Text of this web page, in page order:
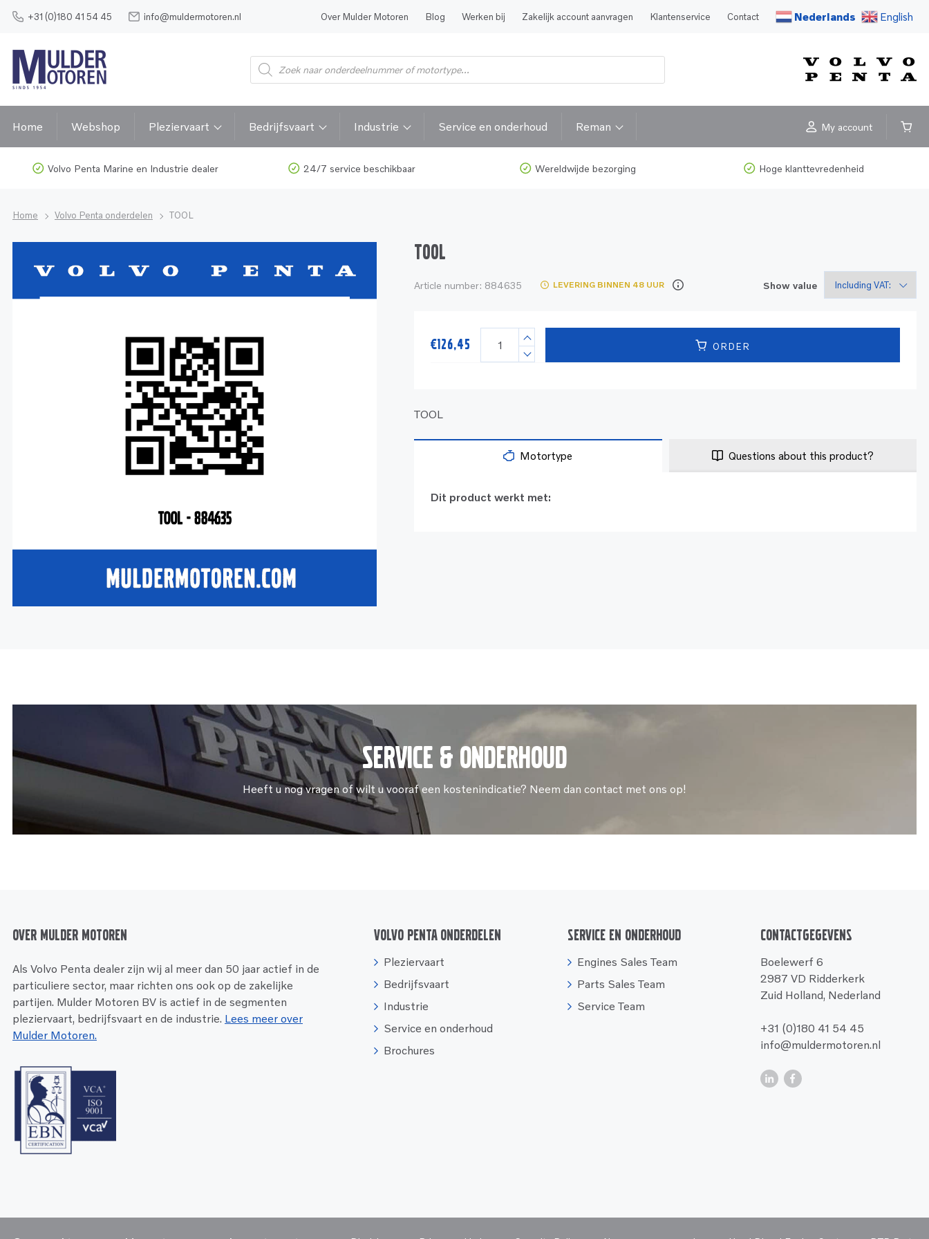
+31 (0)180 41 54 45 info@muldermotoren.nl Over Mulder Motoren Blog Werken bij Zakelijk account aanvragen Klantenservice Contact Nederlands English
Home Webshop Pleziervaart Bedrijfsvaart Industrie Service en onderhoud Reman My account
Volvo Penta Marine en Industrie dealer 24/7 service beschikbaar Wereldwijde bezorging Hoge klanttevredenheid
Home Volvo Penta onderdelen TOOL
TOOL
Article number: 884635 LEVERING BINNEN 48 UUR Show value
€126,45 ORDER
TOOL
Motortype Questions about this product?
Dit product werkt met:
Service & onderhoud
Heeft u nog vragen of wilt u vooraf een kostenindicatie? Neem dan contact met ons op!
Over Mulder Motoren
Als Volvo Penta dealer zijn wij al meer dan 50 jaar actief in de
particuliere sector, maar richten ons ook op de zakelijke
partijen. Mulder Motoren BV is actief in de segmenten
pleziervaart, bedrijfsvaart en de industrie. Lees meer over
Mulder Motoren.
Volvo Penta onderdelen
Pleziervaart
Bedrijfsvaart
Industrie
Service en onderhoud
Brochures
Service en onderhoud
Engines Sales Team
Parts Sales Team
Service Team
Contactgegevens
Boelewerf 6
2987 VD Ridderkerk
Zuid Holland, Nederland
+31 (0)180 41 54 45
info@muldermotoren.nl